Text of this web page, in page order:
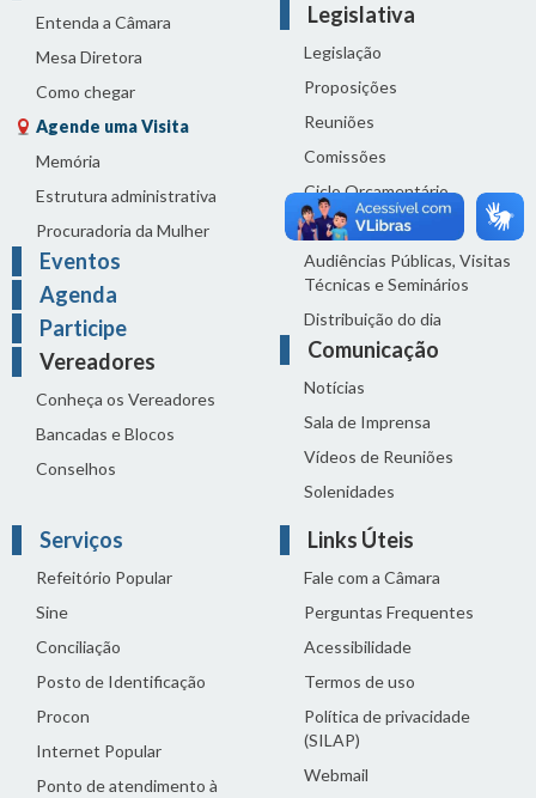
Entenda a Câmara
Mesa Diretora
Como chegar
Agende uma Visita
Memória
Estrutura administrativa
Procuradoria da Mulher
Eventos
Agenda
Participe
Vereadores
Conheça os Vereadores
Bancadas e Blocos
Conselhos
Legislativa
Legislação
Proposições
Reuniões
Comissões
Ciclo Orçamentário
Homenagens
Audiências Públicas, Visitas
Técnicas e Seminários
Distribuição do dia
Comunicação
Notícias
Sala de Imprensa
Vídeos de Reuniões
Solenidades
Serviços
Refeitório Popular
Sine
Conciliação
Posto de Identificação
Procon
Internet Popular
Ponto de atendimento à
Links Úteis
Fale com a Câmara
Perguntas Frequentes
Acessibilidade
Termos de uso
Política de privacidade
(SILAP)
Webmail